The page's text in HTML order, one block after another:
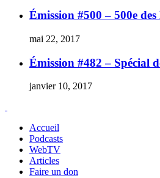
Émission #500 – 500e
mai 22, 2017
Émission #482 – Spécial
janvier 10, 2017
Accueil
Podcasts
WebTV
Articles
Faire un don